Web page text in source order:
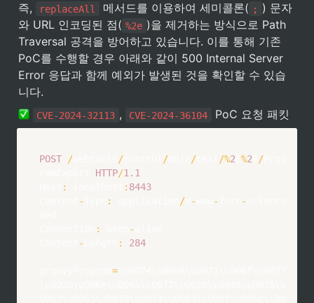
즉, replaceAll 메서드를 이용하여 세미콜론( ; ) 문자
와 URL 인코딩된 점( %2e )을 제거하는 방식으로 Path
Traversal 공격을 방어하고 있습니다. 이를 통해 기존
PoC를 수행할 경우 아래와 같이 500 Internal Server
Error 응답과 함께 예외가 발생된 것을 확인할 수 있습
니다.
CVE-2024-32113 , CVE-2024-36104 PoC 요청 패킷
POST / / / / /%2 %2 /
HTTP/1.1
: : 8443
- : / - - -
: -
- : 284
=